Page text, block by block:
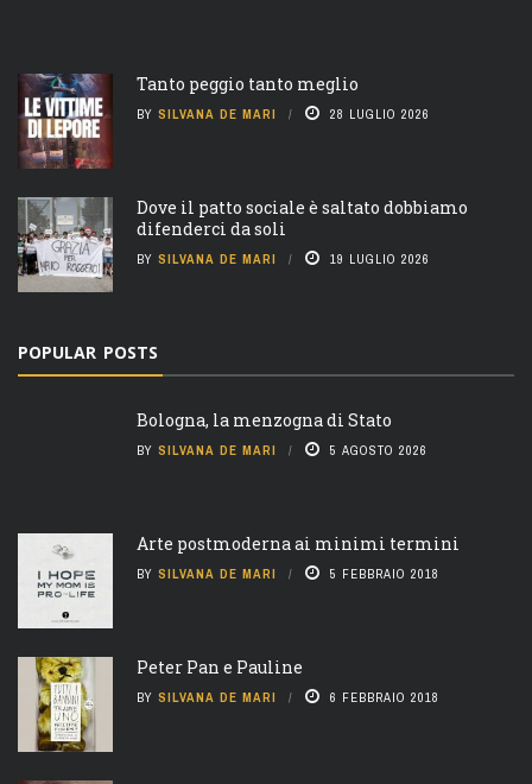
Tanto peggio tanto meglio
BY SILVANA DE MARI 28 LUGLIO 2026
Dove il patto sociale è saltato dobbiamo
difenderci da soli
BY SILVANA DE MARI 19 LUGLIO 2026
POPULAR POSTS
Bologna, la menzogna di Stato
BY SILVANA DE MARI 5 AGOSTO 2026
Arte postmoderna ai minimi termini
BY SILVANA DE MARI 5 FEBBRAIO 2018
Peter Pan e Pauline
BY SILVANA DE MARI 6 FEBBRAIO 2018